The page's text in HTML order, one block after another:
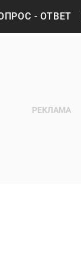
- ОТВЕТ